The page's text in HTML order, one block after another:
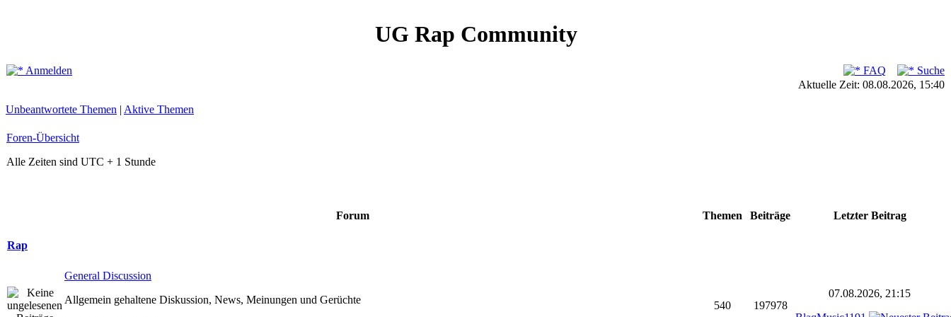
UG Rap Community
Anmelden FAQ
Suche
Aktuelle Zeit: 08.08.2026, 15:40
Unbeantwortete Themen | Aktive Themen
Foren-Übersicht
Alle Zeiten sind UTC + 1 Stunde
Forum Themen Beiträge Letzter Beitrag
Rap
General Discussion
Allgemein gehaltene Diskussion, News, Meinungen und Gerüchte
540 197978
07.08.2026, 21:15